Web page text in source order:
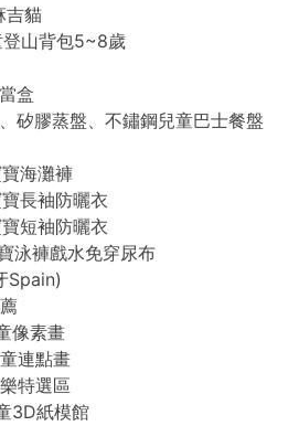
吉貓
登山背包5~8歲
盒
矽膠蒸盤、不鏽鋼兒童巴士餐盤
海灘褲
長袖防曬衣
短袖防曬衣
泳褲戲水免穿尿布
Spain)
像素畫
連點畫
特選區
3D紙模館